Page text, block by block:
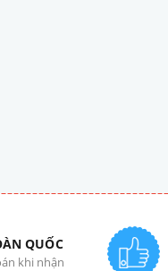
QUỐC
khi nhận